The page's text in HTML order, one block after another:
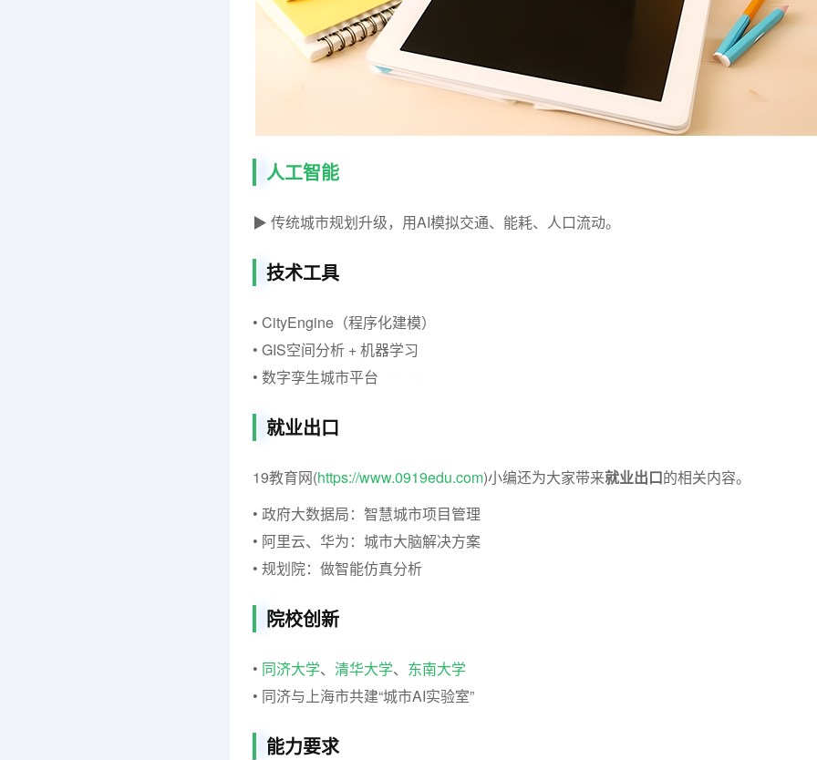
人工智能
▶ 传统城市规划升级，用AI模拟交通、能耗、人口流动。
技术工具
• CityEngine（程序化建模）
• GIS空间分析 + 机器学习
• 数字孪生城市平台
就业出口
19教育网(https://www.0919edu.com)小编还为大家带来就业出口的相关内容。
• 政府大数据局：智慧城市项目管理
• 阿里云、华为：城市大脑解决方案
• 规划院：做智能仿真分析
院校创新
• 同济大学、 清华大学、 东南大学
• 同济与上海市共建“城市AI实验室”
能力要求